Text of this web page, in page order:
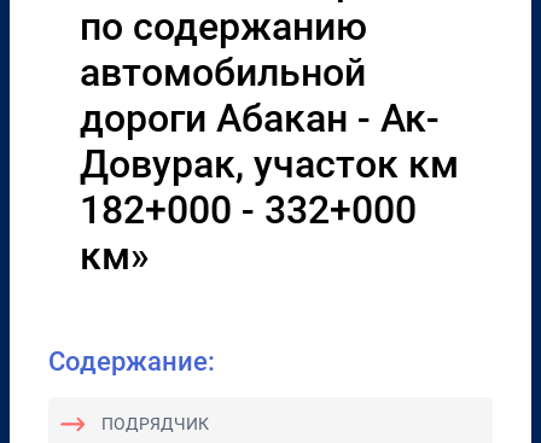
по содержанию
автомобильной
дороги Абакан - Ак-
Довурак, участок км
182+000 - 332+000
км»
Содержание:
ПОДРЯДЧИК